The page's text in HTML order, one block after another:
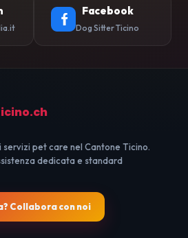
Facebook
Dog Sitter Ticino
pet care nel Cantone Ticino.
dedicata e standard
Collabora con noi